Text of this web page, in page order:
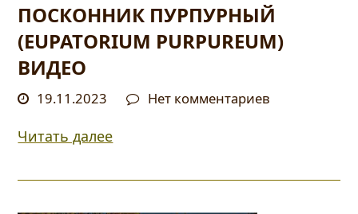
ПОСКОННИК ПУРПУРНЫЙ
(EUPATORIUM PURPUREUM)
ВИДЕО
19.11.2023 Нет комментариев
Читать далее